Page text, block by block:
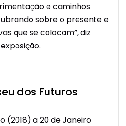
e caminhos
sobre o presente e
que se colocam”, diz
dos Futuros
(2018) a 20 de Janeiro